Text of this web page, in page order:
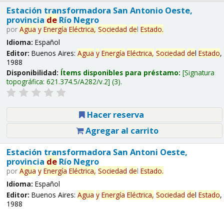
Estación transformadora San Antonio Oeste,
provincia deRío Negro
por Agua y Energía Eléctrica, Sociedad del Estado.
Idioma: Español
Editor: Buenos Aires: Agua y Energía Eléctrica, Sociedad del Estado,
1988
Disponibilidad: Ítems disponibles para préstamo: Signatura
topográfica: 621.374.5/A282/v.2 (3).
Hacer reserva
Agregar al carrito
Estación transformadora San Antoni Oeste,
provincia deRío Negro
por Agua y Energía Eléctrica, Sociedad del Estado.
Idioma: Español
Editor: Buenos Aires: Agua y Energía Eléctrica, Sociedad del Estado,
1988